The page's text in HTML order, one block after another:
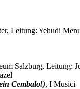
Leitung: Yehudi
Salzburg, Leitung:
Cembalo!), I Musici